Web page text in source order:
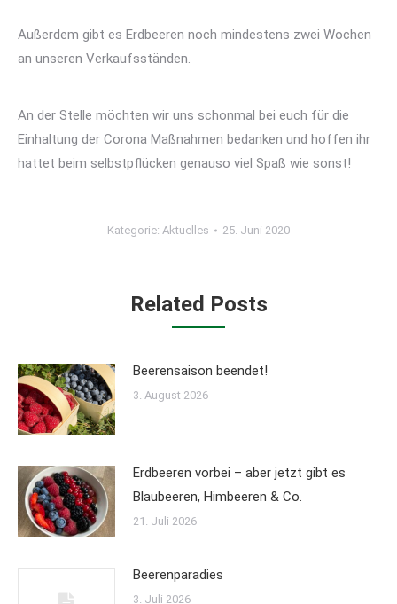
Außerdem gibt es Erdbeeren noch mindestens zwei Wochen
an unseren Verkaufsständen.
An der Stelle möchten wir uns schonmal bei euch für die
Einhaltung der Corona Maßnahmen bedanken und hoffen ihr
hattet beim selbstpflücken genauso viel Spaß wie sonst!
Kategorie: Aktuelles 25. Juni 2020
Related Posts
Beerensaison beendet!
3. August 2026
Erdbeeren vorbei – aber jetzt gibt es
Blaubeeren, Himbeeren & Co.
21. Juli 2026
Beerenparadies
3. Juli 2026